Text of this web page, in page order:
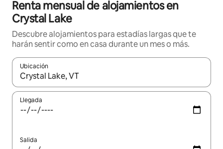
Renta mensual de alojamientos en
Crystal Lake
Descubre alojamientos para estadías largas que te
harán sentir como en casa durante un mes o más.
Ubicación
Cuando los resultados estén disponibles, navega con las
Llegada
Salida